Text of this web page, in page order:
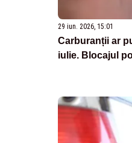
29 iun. 2026, 15:01
Carburanții ar
iulie. Blocajul